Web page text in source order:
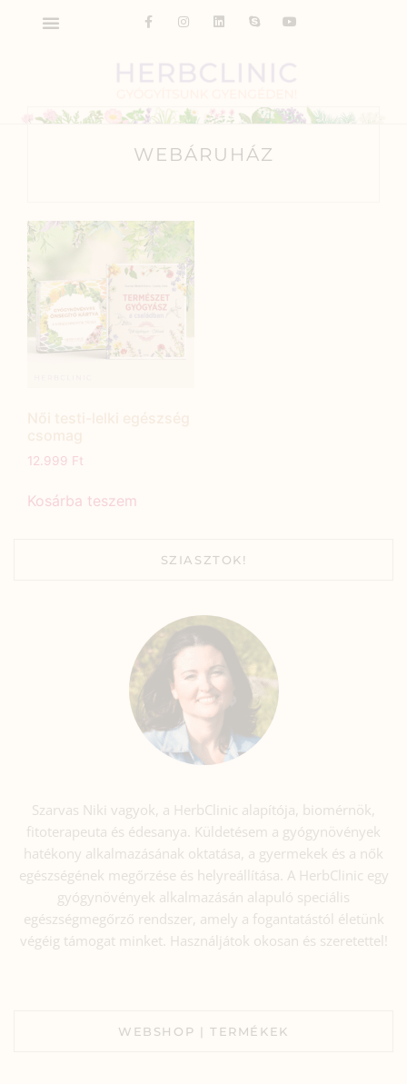
WEBÁRUHÁZ
12.999 Ft
Kosárba teszem
SZIASZTOK!
Szarvas Niki vagyok, a HerbClinic alapítója, biomérnök,
fitoterapeuta és édesanya. Küldetésem a gyógynövények
hatékony alkalmazásának oktatása, a gyermekek és a nők
egészségének megőrzése és helyreállítása. A HerbClinic egy
gyógynövények alkalmazásán alapuló speciális
egészségmegőrző rendszer, amely a fogantatástól életünk
végéig támogat minket. Használjátok okosan és szeretettel!
WEBSHOP | TERMÉKEK